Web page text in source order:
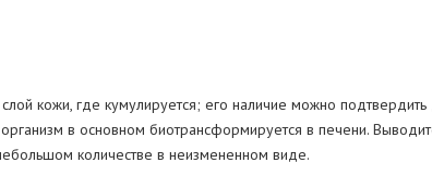
кожи, где кумулируется; его наличие можно
в основном биотрансформируется в печени.
количестве в неизмененном виде.